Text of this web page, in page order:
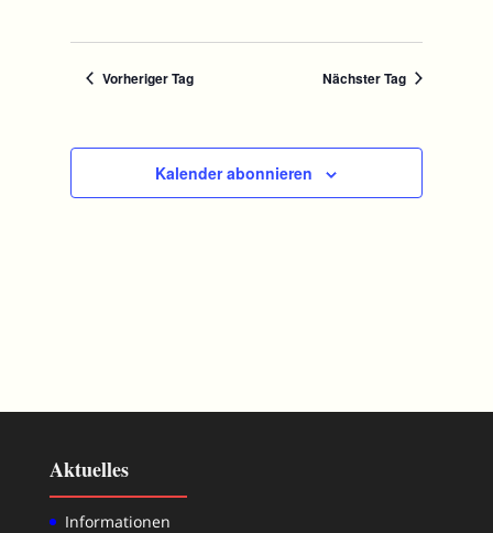
Vorheriger Tag Nächster Tag
Kalender abonnieren
Aktuelles
Informationen